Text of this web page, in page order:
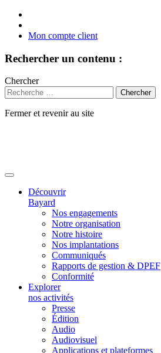
Mon compte client
Rechercher un contenu :
Chercher
Fermer et revenir au site
Découvrir
Bayard
Nos engagements
Notre organisation
Notre histoire
Nos implantations
Communiqués
Rapports de gestion & DPEF
Conformité
Explorer
nos activités
Presse
Édition
Audio
Audiovisuel
Applications et plateformes